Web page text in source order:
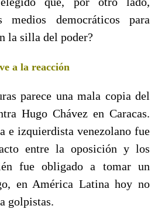
democráticos para
la silla del poder?
a la reacción
parece una mala copia del
Hugo Chávez en Caracas.
e izquierdista venezolano fue
entre la oposición y los
fue obligado a tomar un
en América Latina hoy no
golpistas.